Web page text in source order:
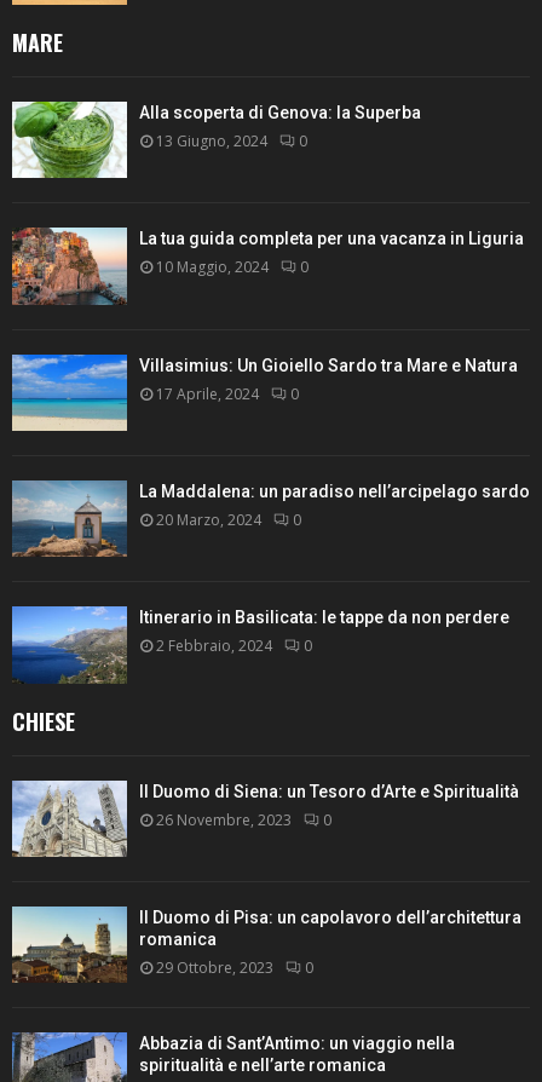
MARE
Alla scoperta di Genova: la Superba
13 Giugno, 2024 0
La tua guida completa per una vacanza in Liguria
10 Maggio, 2024 0
Villasimius: Un Gioiello Sardo tra Mare e Natura
17 Aprile, 2024 0
La Maddalena: un paradiso nell’arcipelago sardo
20 Marzo, 2024 0
Itinerario in Basilicata: le tappe da non perdere
2 Febbraio, 2024 0
CHIESE
Il Duomo di Siena: un Tesoro d’Arte e Spiritualità
26 Novembre, 2023 0
Il Duomo di Pisa: un capolavoro dell’architettura
romanica
29 Ottobre, 2023 0
Abbazia di Sant’Antimo: un viaggio nella
spiritualità e nell’arte romanica